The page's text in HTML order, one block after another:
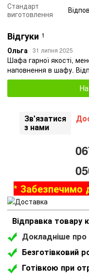
Стандарт
виготовлення
Відгуки 1
Ольга 31 липня 2025
Шафа гарної якості,
наповнення в шафу.
Зв'язатися
з нами
* Забезпечимо
Відправка товару
Докладніше про
Безготівковий
Готівкою при